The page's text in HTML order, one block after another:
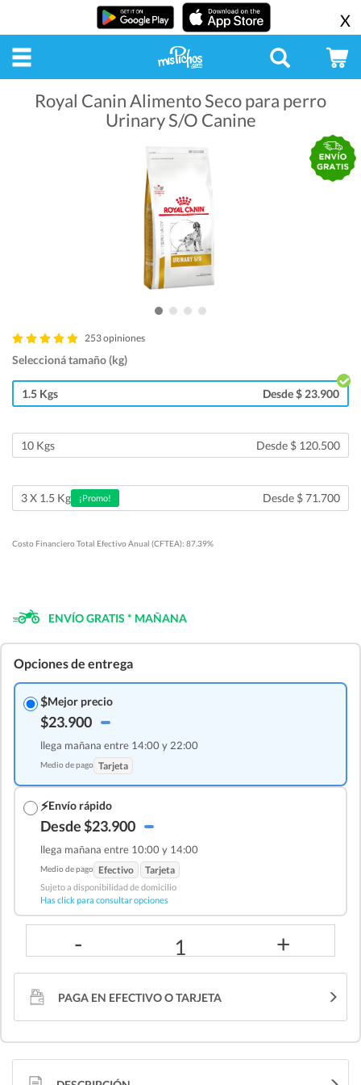
X
Royal Canin Alimento Seco para perro
Urinary S/O Canine
253 opiniones
Seleccioná tamaño (kg)
1.5 Kgs Desde $ 23.900
10 Kgs Desde $ 120.500
3 X 1.5 Kg ¡Promo! Desde $ 71.700
Costo Financiero Total Efectivo Anual (CFTEA): 87.39%
ENVÍO GRATIS * MAÑANA
Opciones de entrega
$Mejor precio
$23.900
llega mañana entre 14:00 y 22:00
Medio de pago Tarjeta
⚡Envío rápido
Desde $23.900
llega mañana entre 10:00 y 14:00
Medio de pago Efectivo Tarjeta
Sujeto a disponibilidad de domicilio
Has click para consultar opciones
- 1 +
PAGA EN EFECTIVO O TARJETA